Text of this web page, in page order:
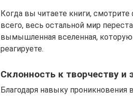
Когда вы читаете книги,
всего, весь остальной мир
вымышленная вселенная,
реагируете.
Склонность к творчеству и
Благодаря навыку